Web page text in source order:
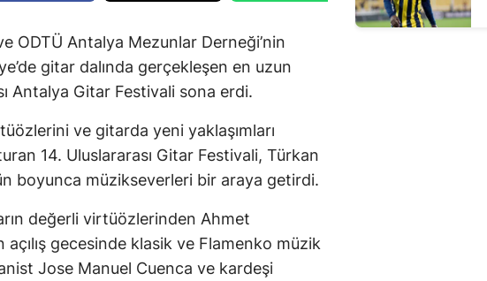
ODTÜ Antalya Mezunlar Derneği’nin
gitar dalında gerçekleşen en uzun
Antalya Gitar Festivali sona erdi.
ve gitarda yeni yaklaşımları
14. Uluslararası Gitar Festivali, Türkan
boyunca müzikseverleri bir araya getirdi.
değerli virtüözlerinden Ahmet
gecesinde klasik ve Flamenko müzik
Jose Manuel Cuenca ve kardeşi